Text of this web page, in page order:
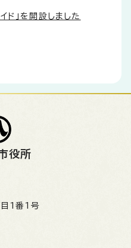
ド」を開設しました
役所
1番1号